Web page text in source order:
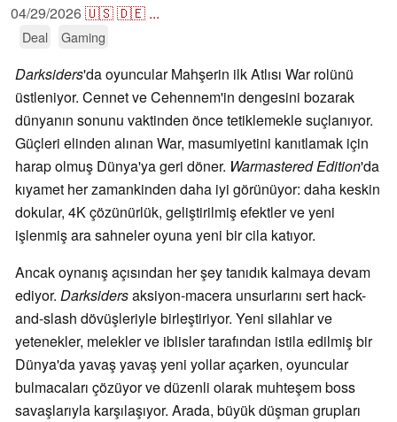
04/29/2026🇺🇸🇩🇪 ...
Deal Gaming
Darksiders'da oyuncular Mahşerin ilk Atlısı War rolünü
üstleniyor. Cennet ve Cehennem'in dengesini bozarak
dünyanın sonunu vaktinden önce tetiklemekle suçlanıyor.
Güçleri elinden alınan War, masumiyetini kanıtlamak için
harap olmuş Dünya'ya geri döner. Warmastered Edition'da
kıyamet her zamankinden daha iyi görünüyor: daha keskin
dokular, 4K çözünürlük, geliştirilmiş efektler ve yeni
işlenmiş ara sahneler oyuna yeni bir cila katıyor.
Ancak oynanış açısından her şey tanıdık kalmaya devam
ediyor. Darksidersaksiyon-macera unsurlarını sert hack-
and-slash dövüşleriyle birleştiriyor. Yeni silahlar ve
yetenekler, melekler ve iblisler tarafından istila edilmiş bir
Dünya'da yavaş yavaş yeni yollar açarken, oyuncular
bulmacaları çözüyor ve düzenli olarak muhteşem boss
savaşlarıyla karşılaşıyor. Arada, büyük düşman grupları